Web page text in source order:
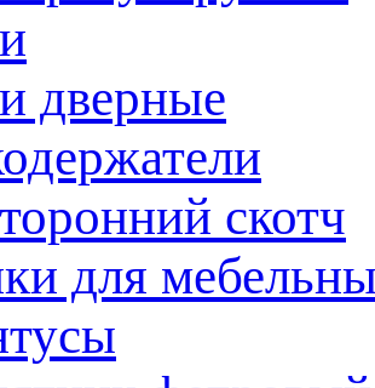
дверные
скотч
для